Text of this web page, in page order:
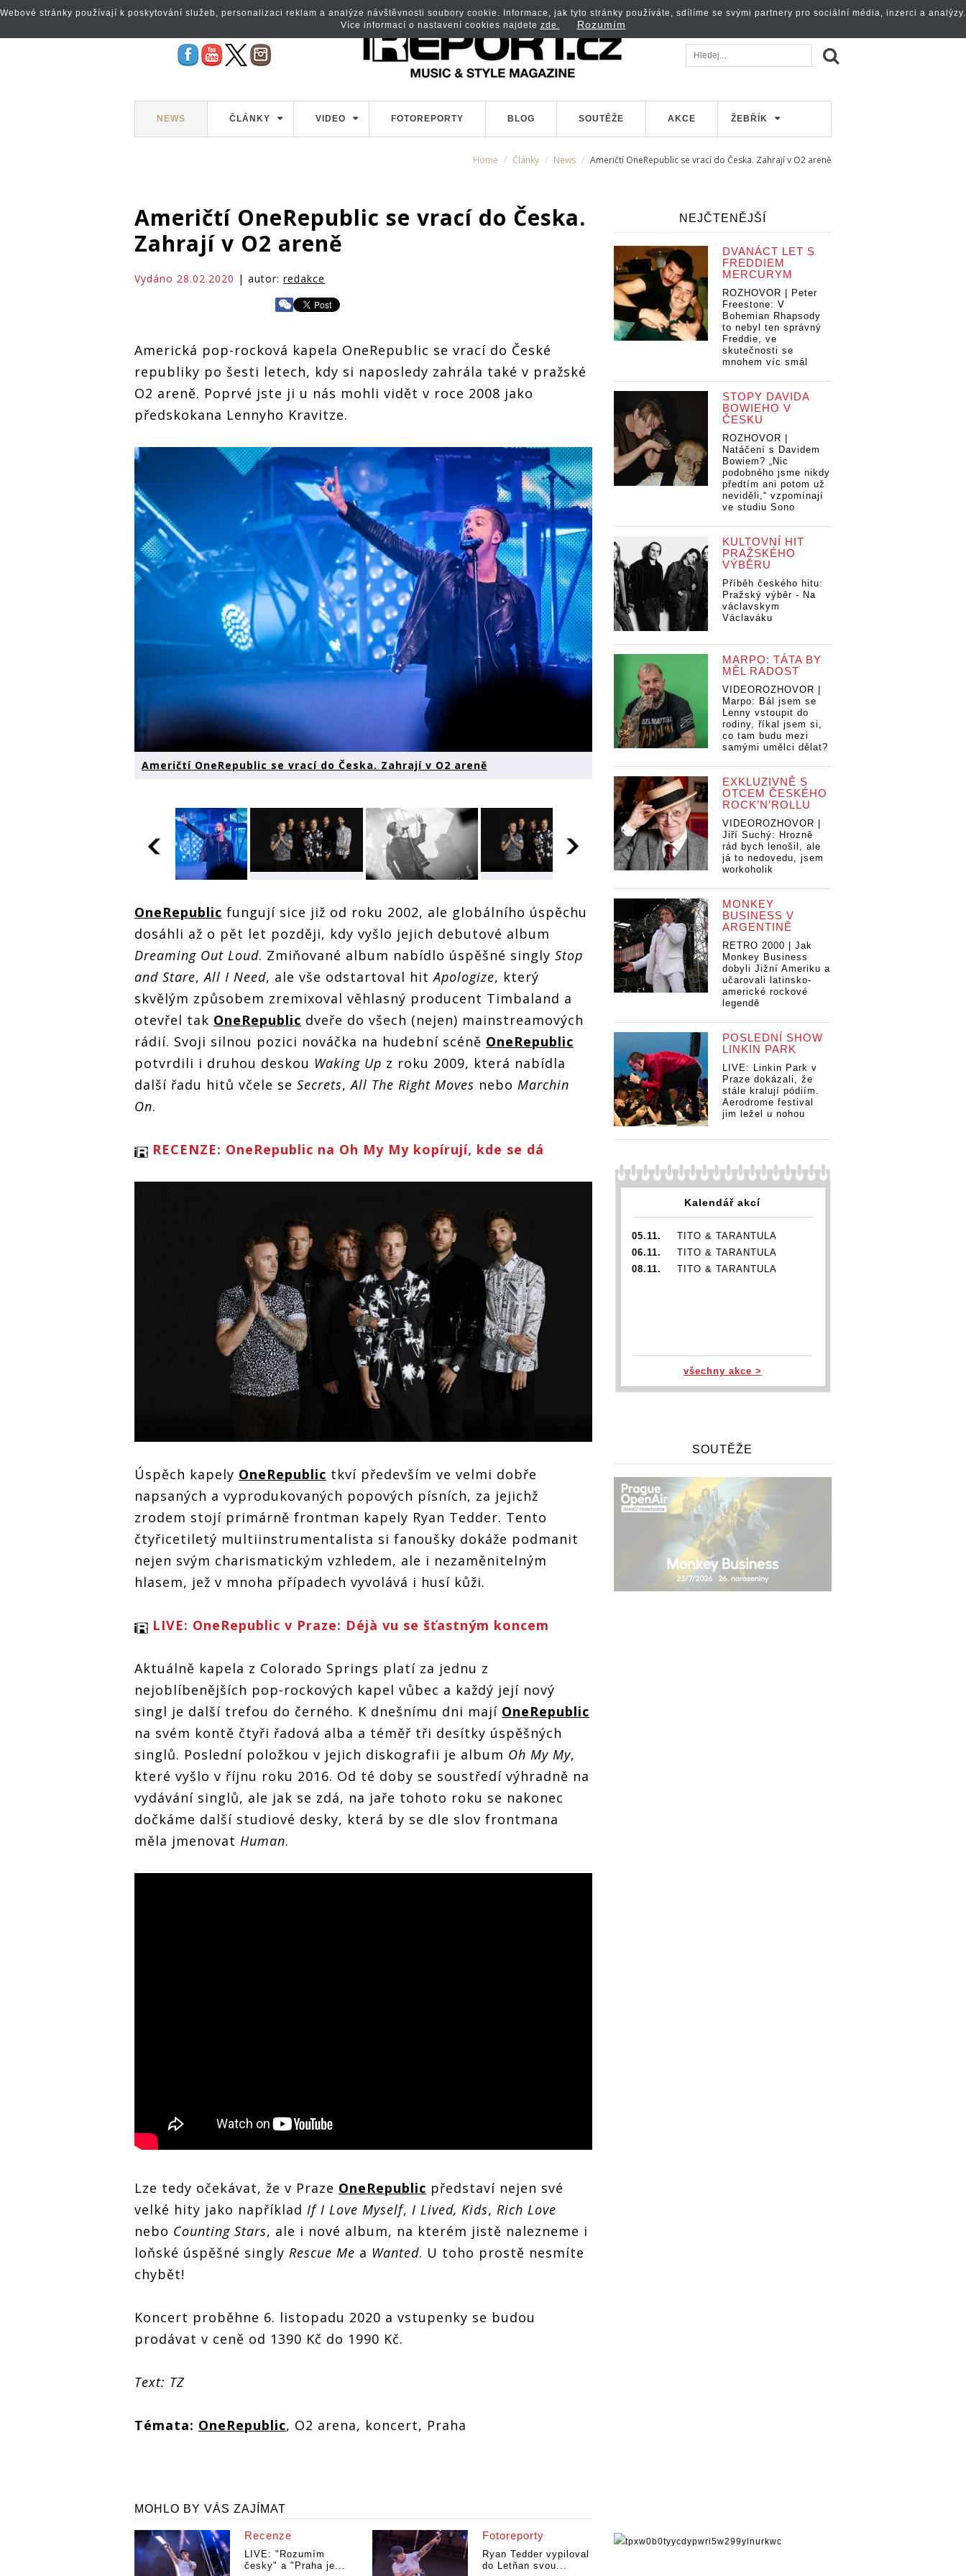
NEWS ČLÁNKY VIDEO FOTOREPORTY BLOG SOUTĚŽE AKCE ŽEBŘÍK
Home Články News Američtí OneRepublic se vrací do Česka. Zahrají v O2 areně
Američtí OneRepublic se vrací do Česka.
Zahrají v O2 areně
Vydáno 28.02.2020 | autor: redakce
Americká pop-rocková kapela OneRepublic se vrací do České
republiky po šesti letech, kdy si naposledy zahrála také v pražské
O2 areně. Poprvé jste ji u nás mohli vidět v roce 2008 jako
předskokana Lennyho Kravitze.
Američtí OneRepublic se vrací do Česka. Zahrají v O2 areně
OneRepublic se
vrací do Česka.
Zahrají v O2
vrací do Česka.
areně
OneRepublic se
vrací do Česka.
Zahrají v O2
vrací do Česka.
areně
Američtí
OneRepublic se
vrací do Česka.
Zahrají v O2
areně
Američtí
OneRepublic se
vrací do Česka.
Zahrají v O2
OneRepublic fungují sice již od roku 2002, ale globálního úspěchu
dosáhli až o pět let později, kdy vyšlo jejich debutové album
Dreaming Out Loud. Zmiňované album nabídlo úspěšné singly Stop
and Stare,All I Need, ale vše odstartoval hitApologize, který
skvělým způsobem zremixoval věhlasný producent Timbaland a
otevřel tak OneRepublic dveře do všech (nejen) mainstreamových
rádií. Svoji silnou pozici nováčka na hudební scéně OneRepublic
potvrdili i druhou deskou Waking Up z roku 2009, která nabídla
další řadu hitů včele se Secrets,All The Right Moves nebo Marchin
On.
RECENZE: OneRepublic na Oh My My kopírují, kde se dá
Úspěch kapely OneRepublic tkví především ve velmi dobře
napsaných a vyprodukovaných popových písních, za jejichž
zrodem stojí primárně frontman kapely Ryan Tedder. Tento
čtyřicetiletý multiinstrumentalista si fanoušky dokáže podmanit
nejen svým charismatickým vzhledem, ale i nezaměnitelným
hlasem, jež v mnoha případech vyvolává i husí kůži.
LIVE: OneRepublic v Praze: Déjà vu se šťastným koncem
Aktuálně kapela z Colorado Springs platí za jednu z
nejoblíbenějších pop-rockových kapel vůbec a každý její nový
singl je další trefou do černého. K dnešnímu dni mají OneRepublic
na svém kontě čtyři řadová alba a téměř tři desítky úspěšných
singlů. Poslední položkou v jejich diskografii je album Oh My My,
které vyšlo v říjnu roku 2016. Od té doby se soustředí výhradně na
vydávání singlů, ale jak se zdá, na jaře tohoto roku se nakonec
dočkáme další studiové desky, která by se dle slov frontmana
měla jmenovat Human.
Lze tedy očekávat, že v Praze OneRepublic představí nejen své
velké hity jako například If I Love Myself, I Lived, Kids, Rich Love
nebo Counting Stars, ale i nové album, na kterém jistě nalezneme i
loňské úspěšné singly Rescue Me a Wanted. U toho prostě nesmíte
chybět!
Koncert proběhne 6. listopadu 2020 a vstupenky se budou
prodávat v ceně od 1390 Kč do 1990 Kč.
Text: TZ
Témata: OneRepublic, O2 arena, koncert, Praha
MOHLO BY VÁS ZAJÍMAT
Recenze
LIVE: "Rozumím
česky" a "Praha je...
Fotoreporty
Ryan Tedder vypiloval
do Letňan svou...
NEJČTENĚJŠÍ
DVANÁCT LET S
FREDDIEM
MERCURYM
ROZHOVOR | Peter
Freestone: V
Bohemian Rhapsody
to nebyl ten správný
Freddie, ve
skutečnosti se
mnohem víc smál
STOPY DAVIDA
BOWIEHO V
ČESKU
ROZHOVOR |
Natáčení s Davidem
Bowiem? „Nic
podobného jsme nikdy
předtím ani potom už
neviděli,“ vzpomínají
ve studiu Sono
KULTOVNÍ HIT
PRAŽSKÉHO
VÝBĚRU
Příběh českého hitu:
Pražský výběr - Na
václavskym
Václaváku
MARPO: TÁTA BY
MĚL RADOST
VIDEOROZHOVOR |
Marpo: Bál jsem se
Lenny vstoupit do
rodiny, říkal jsem si,
co tam budu mezi
samými umělci dělat?
EXKLUZIVNĚ S
OTCEM ČESKÉHO
ROCK’N’ROLLU
VIDEOROZHOVOR |
Jiří Suchý: Hrozně
rád bych lenošil, ale
já to nedovedu, jsem
workoholik
MONKEY
BUSINESS V
ARGENTINĚ
RETRO 2000 | Jak
Monkey Business
dobyli Jižní Ameriku a
učarovali latinsko-
americké rockové
legendě
POSLEDNÍ SHOW
LINKIN PARK
LIVE: Linkin Park v
Praze dokázali, že
stále kralují pódiím.
Aerodrome festival
jim ležel u nohou
Kalendář akcí
05.11.
TITO & TARANTULA
06.11.
TITO & TARANTULA
08.11.
TITO & TARANTULA
všechny akce >
SOUTĚŽE
Webové stránky používají k poskytování služeb, personalizaci reklam a analýze návštěvnosti soubory cookie. Informace, jak tyto stránky používáte, sdílíme se svými partnery pro sociální média, inzerci a analýzy.
Více informací o nastavení cookies najdete zde. Rozumím